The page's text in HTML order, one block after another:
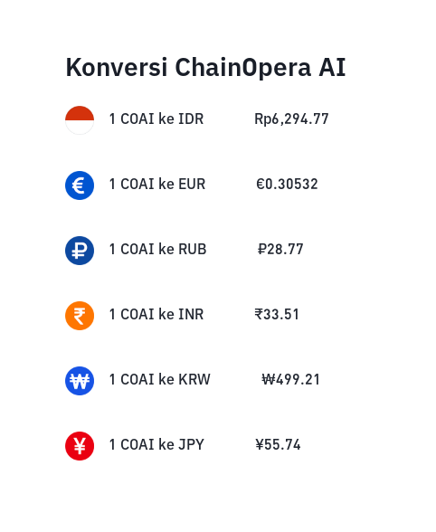
Konversi ChainOpera AI
1 COAI ke IDR Rp6,294.77
1 COAI ke EUR €0.30532
1 COAI ke RUB ₽28.77
1 COAI ke INR ₹33.51
1 COAI ke KRW ₩499.21
1 COAI ke JPY ¥55.74